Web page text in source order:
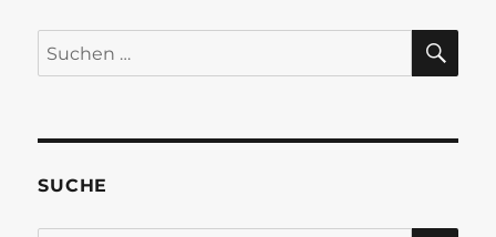
Suchen
nach:
SUCHE